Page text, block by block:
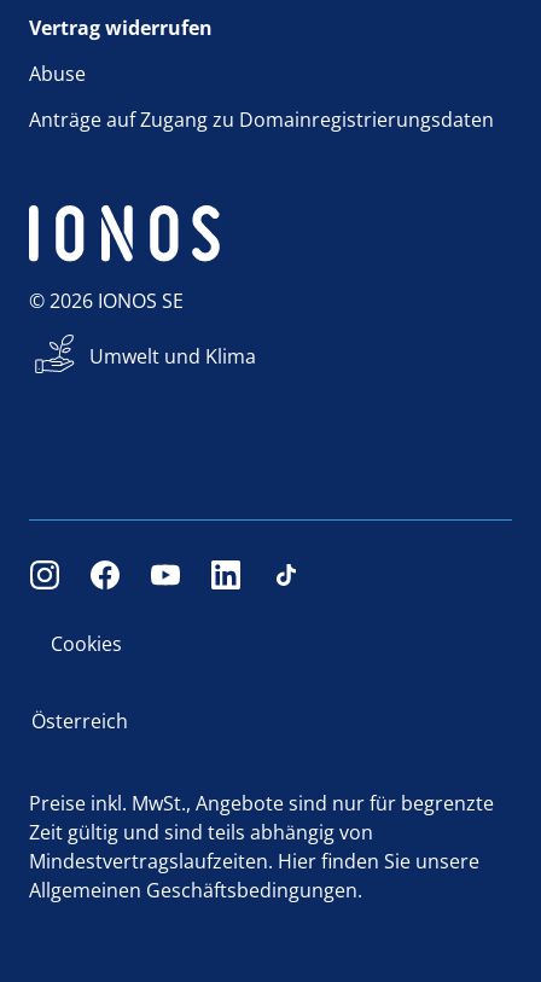
Vertrag widerrufen
Abuse
Anträge auf Zugang zu Domainregistrierungsdaten
© 2026 IONOS SE
Umwelt und Klima
Cookies
Österreich
Preise inkl. MwSt., Angebote sind nur für begrenzte
Zeit gültig und sind teils abhängig von
Mindestvertragslaufzeiten. Hierfinden Sie unsere
Allgemeinen Geschäftsbedingungen.